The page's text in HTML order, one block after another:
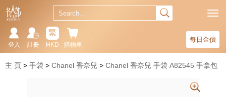
每日金價
購物車
繁
HKD
註冊
登入
主 頁 手袋 Chanel 香奈兒 Chanel 香奈兒 手袋 A82545 手拿包